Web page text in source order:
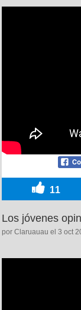
11
Los jóvenes
por Claruauau el 3 oct